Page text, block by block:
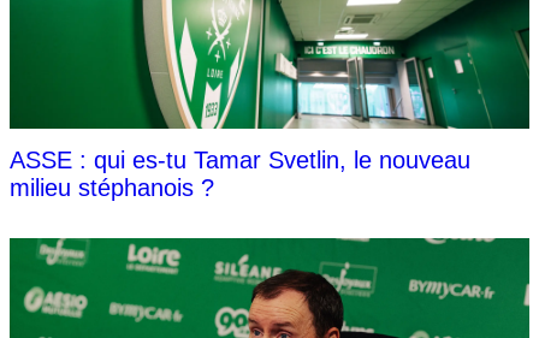
ASSE : qui es-tu Tamar Svetlin, le nouveau
milieu stéphanois ?